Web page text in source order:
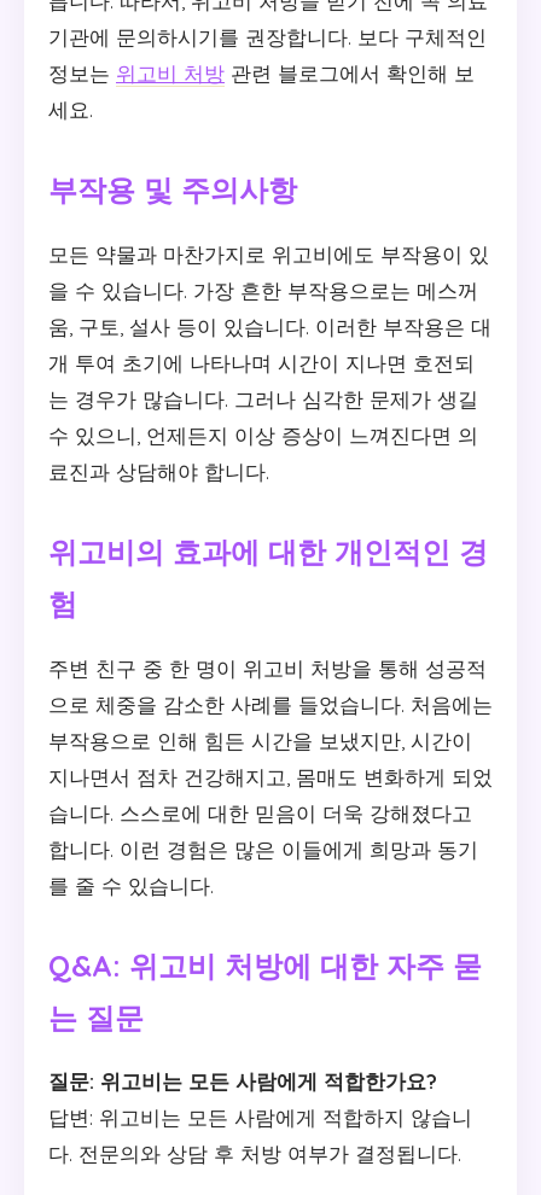
기관에 문의하시기를 권장합니다. 보다 구체적인
정보는 위고비 처방 관련 블로그에서 확인해 보
세요.
부작용 및 주의사항
모든 약물과 마찬가지로 위고비에도 부작용이 있
을 수 있습니다. 가장 흔한 부작용으로는 메스꺼
움, 구토, 설사 등이 있습니다. 이러한 부작용은 대
개 투여 초기에 나타나며 시간이 지나면 호전되
는 경우가 많습니다. 그러나 심각한 문제가 생길
수 있으니, 언제든지 이상 증상이 느껴진다면 의
료진과 상담해야 합니다.
위고비의 효과에 대한 개인적인 경
험
주변 친구 중 한 명이 위고비 처방을 통해 성공적
으로 체중을 감소한 사례를 들었습니다. 처음에는
부작용으로 인해 힘든 시간을 보냈지만, 시간이
지나면서 점차 건강해지고, 몸매도 변화하게 되었
습니다. 스스로에 대한 믿음이 더욱 강해졌다고
합니다. 이런 경험은 많은 이들에게 희망과 동기
를 줄 수 있습니다.
Q&A: 위고비 처방에 대한 자주 묻
는 질문
질문: 위고비는 모든 사람에게 적합한가요?
답변: 위고비는 모든 사람에게 적합하지 않습니
다. 전문의와 상담 후 처방 여부가 결정됩니다.